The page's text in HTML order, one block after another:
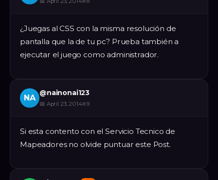
¿Juegas al CSS con la misma resolución de
pantalla que la de tu pc? Prueba también a
ejecutar el juego como administrador.
NA
@nainonai123
📅 April 23, 2014#9
Si esta contento con el Servicio Tecnico de
Mapeadores no olvide puntuar este Post.